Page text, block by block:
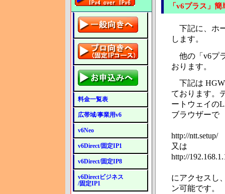
「v6プラス」簡
下記に、ホ
します。
他の「v6プ
おります。
下記は HGW
ております。
ートウェイの
ブラウザーで
http://ntt.setup/
又は
http://
にアクセスし
ン可能です。
料金一覧表
広帯域/事業用v6
v6Neo
v6Direct/固定IP1
v6Direct/固定IP8
v6Directビジネス
/固定IP1